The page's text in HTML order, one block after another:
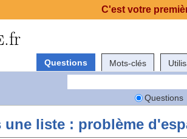
Questions Mots-clés
Questions
une liste : problème
C'est votre